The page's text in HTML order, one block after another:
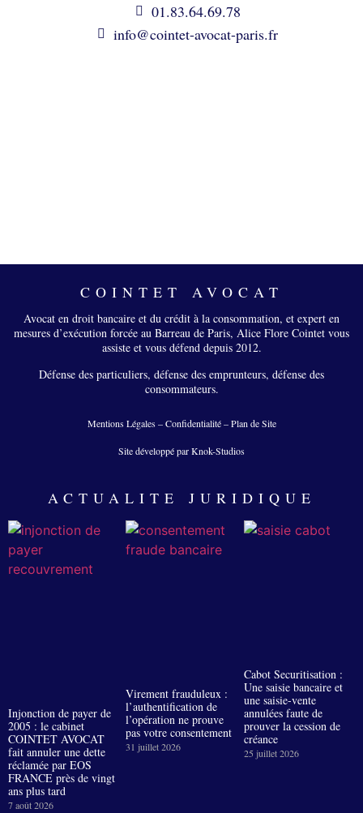
01.83.64.69.78
info@cointet-avocat-paris.fr
COINTET AVOCAT
Avocat en droit bancaire et du crédit à la consommation, et expert en
mesures d’exécution forcée au Barreau de Paris, Alice Flore Cointet vous
assiste et vous défend depuis 2012.
Défense des particuliers, défense des emprunteurs, défense des
consommateurs.
Mentions Légales–Confidentialité–Plan de Site
Site développé par Knok-Studios
ACTUALITE JURIDIQUE
Injonction de payer de
2005 : le cabinet
COINTET AVOCAT
fait annuler une dette
réclamée par EOS
FRANCE près de vingt
ans plus tard
7 août 2026
Virement frauduleux :
l’authentification de
l’opération ne prouve
pas votre consentement
31 juillet 2026
Cabot Securitisation :
Une saisie bancaire et
une saisie-vente
annulées faute de
prouver la cession de
créance
25 juillet 2026